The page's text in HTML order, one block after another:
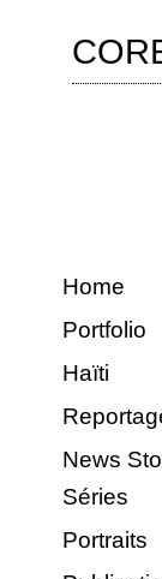
Home
Portfolio
Haïti
News
Séries
Portraits